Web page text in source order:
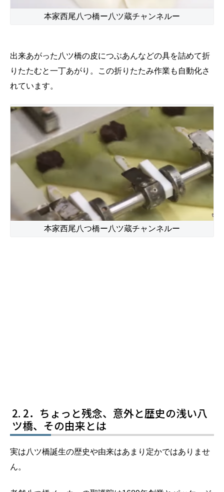
本家西尾八つ橋ー八ツ蔵チャンネルー
出来あがった八ツ橋の皮につぶあんなどの具を詰めて折
りたたむと一丁あがり。この折りたたみ作業も自動化さ
れています。
本家西尾八つ橋ー八ツ蔵チャンネルー
2．ちょっと残念、意外と歴史の浅い八
ツ橋、その由来とは
実は八ツ橋誕生の歴史や由来はあまり定かではありませ
ん。